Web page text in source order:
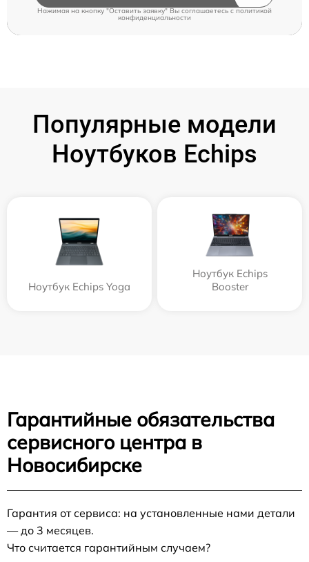
Нажимая на кнопку "Оставить заявку" Вы соглашаетесь cполитикой
конфиденциальности
Популярные модели
Ноутбуков Echips
Ноутбук Echips Yoga
Ноутбук Echips
Booster
Гарантийные обязательства
сервисного центра в
Новосибирске
Гарантия от сервиса: на установленные нами детали
— до 3 месяцев.
Что считается гарантийным случаем?